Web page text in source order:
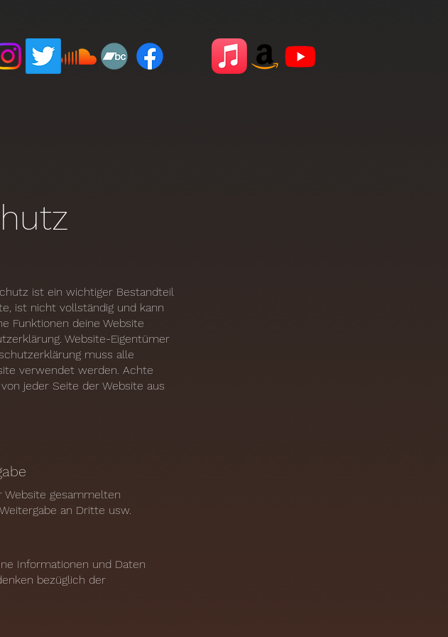
ist ein wichtiger Bestandteil
ist nicht vollständig und kann
Funktionen deine Website
Website-Eigentümer
muss alle
verwendet werden. Achte
jeder Seite der Website aus
Website gesammelten
an Dritte usw.
Informationen und Daten
bezüglich der